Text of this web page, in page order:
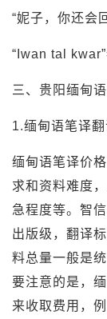
“妮子，你还
“Iwan tal
三、贵阳缅甸
1.缅甸语笔译
缅甸语笔译价
求和资料难度
急程度等。智
出版级，翻译
料总量一般是
要注意的是，
来收取费用，